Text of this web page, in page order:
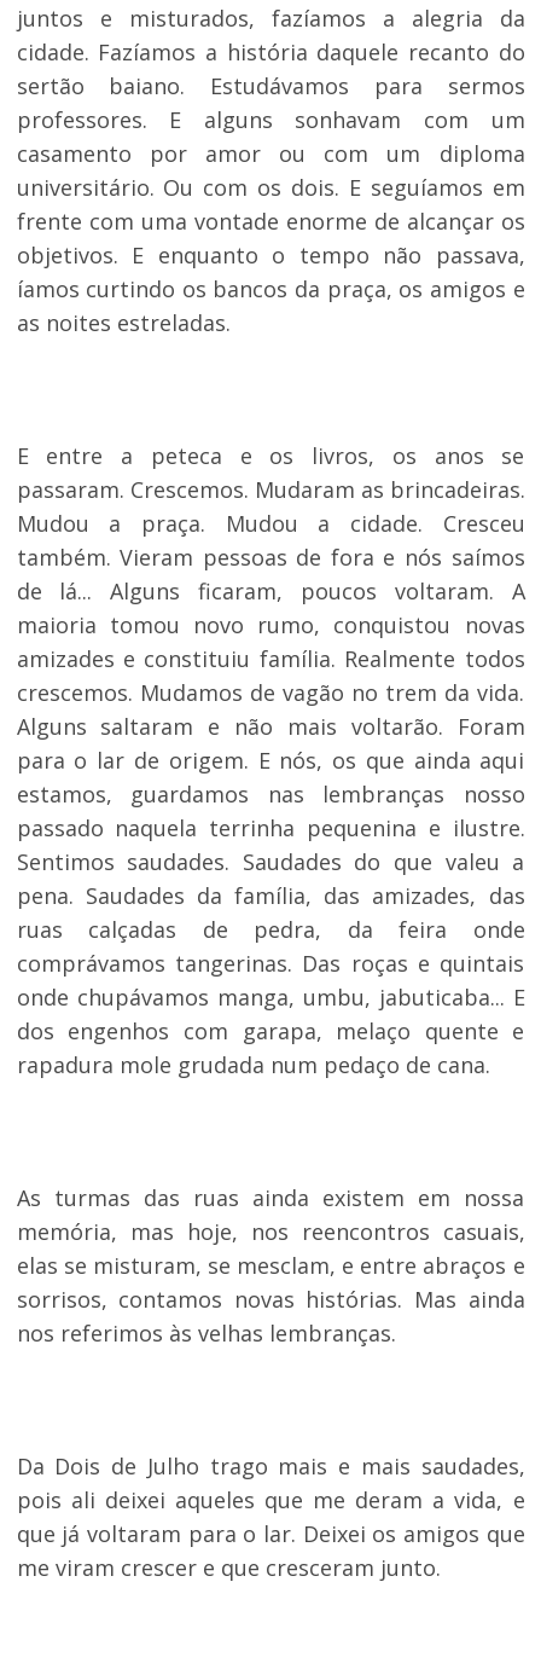
juntos e misturados, fazíamos a alegria da
cidade. Fazíamos a história daquele recanto do
sertão baiano. Estudávamos para sermos
professores. E alguns sonhavam com um
casamento por amor ou com um diploma
universitário. Ou com os dois. E seguíamos em
frente com uma vontade enorme de alcançar os
objetivos. E enquanto o tempo não passava,
íamos curtindo os bancos da praça, os amigos e
as noites estreladas.
E entre a peteca e os livros, os anos se
passaram. Crescemos. Mudaram as brincadeiras.
Mudou a praça. Mudou a cidade. Cresceu
também. Vieram pessoas de fora e nós saímos
de lá... Alguns ficaram, poucos voltaram. A
maioria tomou novo rumo, conquistou novas
amizades e constituiu família. Realmente todos
crescemos. Mudamos de vagão no trem da vida.
Alguns saltaram e não mais voltarão. Foram
para o lar de origem. E nós, os que ainda aqui
estamos, guardamos nas lembranças nosso
passado naquela terrinha pequenina e ilustre.
Sentimos saudades. Saudades do que valeu a
pena. Saudades da família, das amizades, das
ruas calçadas de pedra, da feira onde
comprávamos tangerinas. Das roças e quintais
onde chupávamos manga, umbu, jabuticaba... E
dos engenhos com garapa, melaço quente e
rapadura mole grudada num pedaço de cana.
As turmas das ruas ainda existem em nossa
memória, mas hoje, nos reencontros casuais,
elas se misturam, se mesclam, e entre abraços e
sorrisos, contamos novas histórias. Mas ainda
nos referimos às velhas lembranças.
Da Dois de Julho trago mais e mais saudades,
pois ali deixei aqueles que me deram a vida, e
que já voltaram para o lar. Deixei os amigos que
me viram crescer e que cresceram junto.